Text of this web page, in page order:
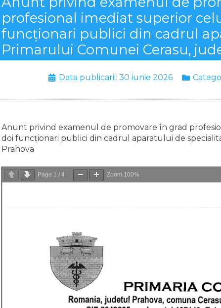
profesional imediat superior
funcționari publici din cadrul
Primarului Comunei Cerasu,
Data publicarii: 30 iunie 2026
Anunt privind examenul de promovare în grad
doi funcționari publici din cadrul aparatului de
Prahova
Page 1 / 4 Zoom 100%